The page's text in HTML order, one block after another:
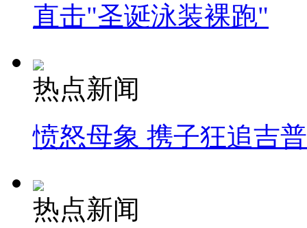
直击"圣诞泳装裸跑"
热点新闻
愤怒母象 携子狂追吉
热点新闻